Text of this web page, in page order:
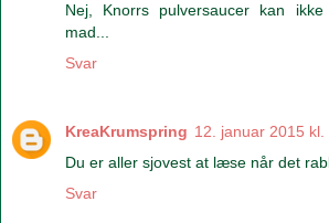
Nej, Knorrs pulversaucer kan
mad...
Svar
KreaKrumspring 12. januar 2015 kl.
Du er aller sjovest at læse når det
Svar